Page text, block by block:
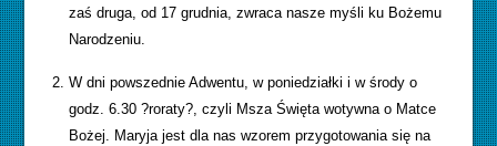
zaś druga, od 17 grudnia, zwraca nasze myśli ku Bożemu
Narodzeniu.
W dni powszednie Adwentu, w poniedziałki i w środy o
godz. 6.30 ?roraty?, czyli Msza Święta wotywna o Matce
Bożej. Maryja jest dla nas wzorem przygotowania się na